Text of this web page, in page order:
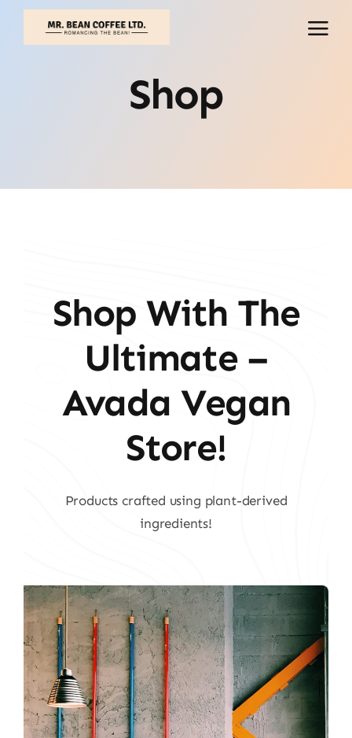
İçeriğe
Shop
Shop With The
Ultimate –
Avada Vegan
Store!
Products crafted using plant-derived
ingredients!